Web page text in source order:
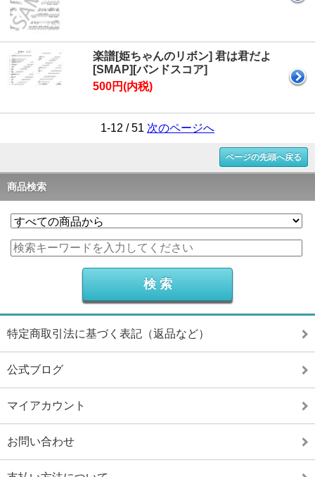
楽譜[姫ちゃんのリボン] 君は君だよ
[SMAP][バンドスコア]
500円(内税)
1-12 / 51 次のページへ
ページの先頭へ戻る
商品検索
特定商取引法に基づく表記（返品など）
公式ブログ
マイアカウント
お問い合わせ